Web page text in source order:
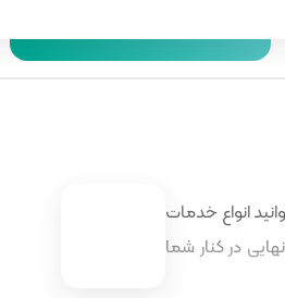
انواع خدمات
در کنار شما